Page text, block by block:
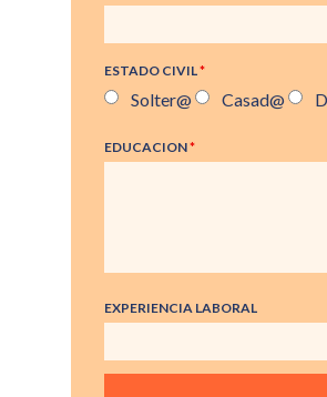
ESTADO CIVIL*
Solter@ Casad@
EDUCACION*
EXPERIENCIA LABORAL